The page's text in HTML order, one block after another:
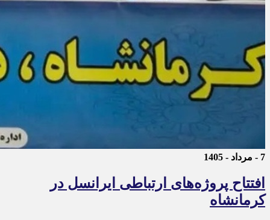
7 - مرداد - 1405
افتتاح پروژه‌های ارتباطی ایرانسل در
کرمانشاه